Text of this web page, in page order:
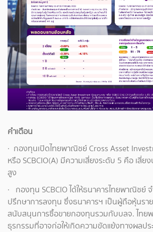
คำเตือน
· กองทุนเปิดไทยพาณิชย์ Cross Asset
หรือ SCBCIO(A) มีความเสี่ยงระดับ 5 คือ เสี่
สูง
· กองทุน SCBCIO ได้ให้ธนาคารไทยพาณิชย์
ปรึกษาการลงทุน ซึ่งธนาคารฯ เป็นผู้ถือหุ้นรา
สนับสนุนการซื้อขายกองทุนรวมกับบลจ. ไทย
ธุรกรรมที่อาจก่อให้เกิดความขัดแย้งทางผลปร